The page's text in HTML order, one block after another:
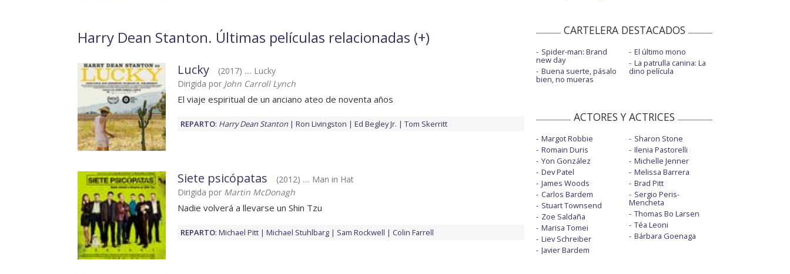
Harry Dean Stanton. Últimas películas relacionadas (+)
Lucky
(2017) .... Lucky
Dirigida por John Carroll Lynch
El viaje espiritual de un anciano ateo de noventa años
REPARTO: Harry Dean Stanton Ron Livingston Ed Begley Jr. Tom Skerritt
Siete psicópatas
(2012) .... Man in Hat
Dirigida por Martin McDonagh
Nadie volverá a llevarse un Shin Tzu
REPARTO: Michael Pitt Michael Stuhlbarg Sam Rockwell Colin Farrell
CARTELERA DESTACADOS
Spider-man: Brand
new day
Buena suerte, pásalo
bien, no mueras
El último mono
La patrulla canina: La
dino película
ACTORES Y ACTRICES
Margot Robbie
Romain Duris
Yon González
Dev Patel
James Woods
Carlos Bardem
Stuart Townsend
Zoe Saldaña
Marisa Tomei
Liev Schreiber
Javier Bardem
Sharon Stone
Ilenia Pastorelli
Michelle Jenner
Melissa Barrera
Brad Pitt
Sergio Peris-
Mencheta
Thomas Bo Larsen
Téa Leoni
Bárbara Goenaga